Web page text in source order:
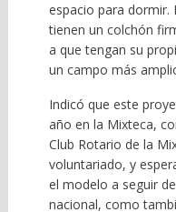
espacio para dormir.
tienen un colchón
a que tengan su
un campo más
Indicó que este
año en la Mixteca,
Club Rotario de la
voluntariado, y
el modelo a seguir
nacional, como